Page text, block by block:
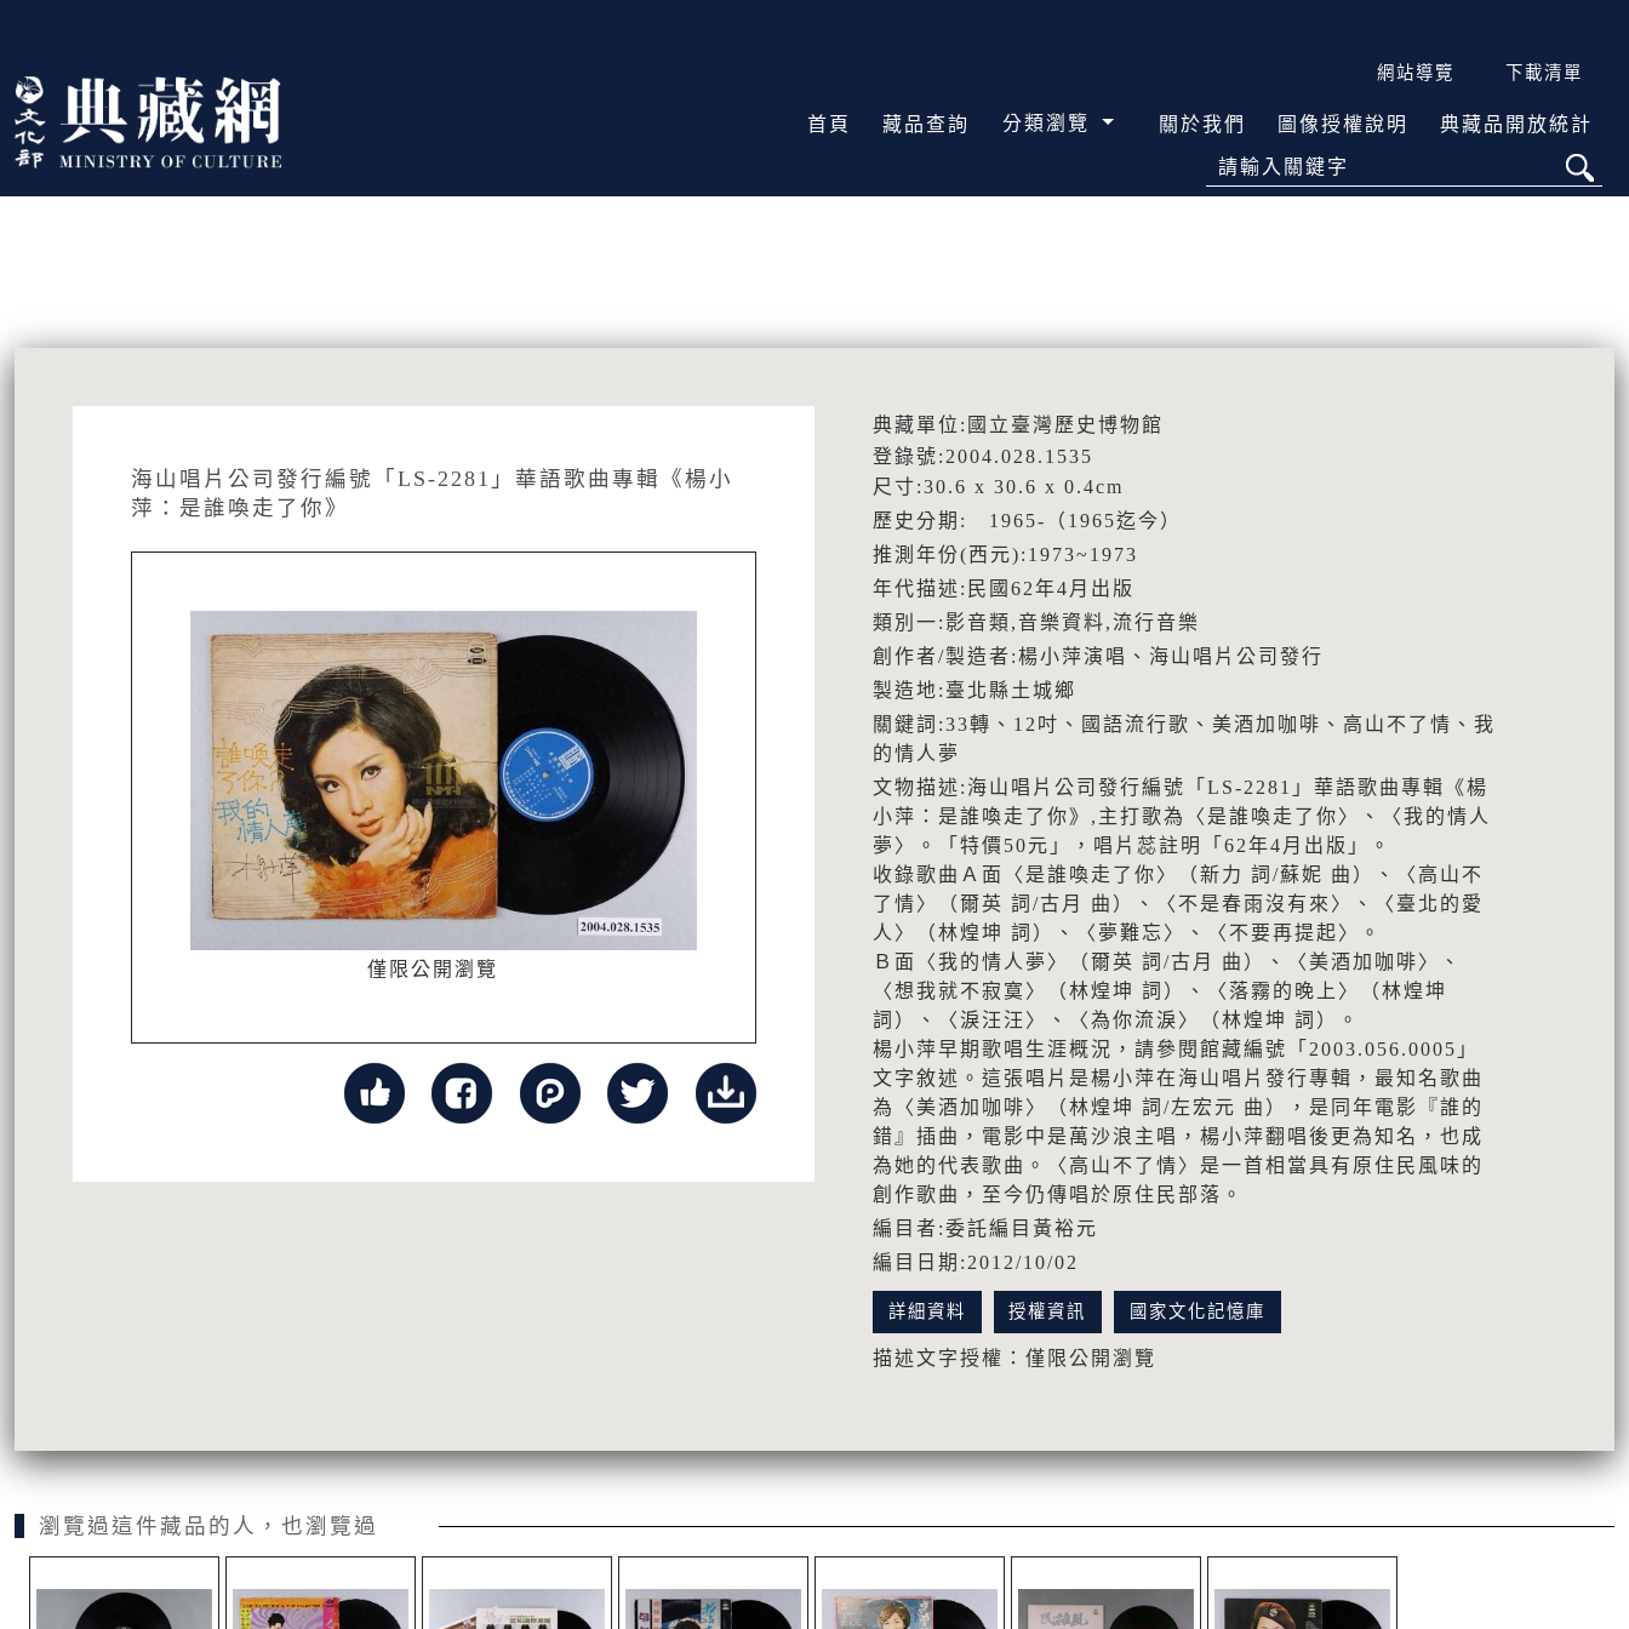
:::
網站導覽 下載清單
首頁 藏品查詢 分類瀏覽 關於我們 圖像授權說明 典藏品開放統計
請輸入關鍵字
海山唱片公司發行編號「LS-2281」華語歌曲專輯《楊小
萍：是誰喚走了你》
僅限公開瀏覽
典藏單位:國立臺灣歷史博物館
登錄號:2004.028.1535
尺寸:30.6 x 30.6 x 0.4cm
歷史分期: 1965-（1965迄今）
推測年份(西元):1973~1973
年代描述:民國62年4月出版
類別一:影音類,音樂資料,流行音樂
創作者/製造者:楊小萍演唱、海山唱片公司發行
製造地:臺北縣土城鄉
關鍵詞:33轉、12吋、國語流行歌、美酒加咖啡、高山不了情、我
的情人夢
文物描述:海山唱片公司發行編號「LS-2281」華語歌曲專輯《楊
小萍：是誰喚走了你》,主打歌為〈是誰喚走了你〉、〈我的情人
夢〉。「特價50元」，唱片蕊註明「62年4月出版」。
收錄歌曲Ａ面〈是誰喚走了你〉（新力 詞/蘇妮 曲）、〈高山不
了情〉（爾英 詞/古月 曲）、〈不是春雨沒有來〉、〈臺北的愛
人〉（林煌坤 詞）、〈夢難忘〉、〈不要再提起〉。
Ｂ面〈我的情人夢〉（爾英 詞/古月 曲）、〈美酒加咖啡〉、
〈想我就不寂寞〉（林煌坤 詞）、〈落霧的晚上〉（林煌坤
詞）、〈淚汪汪〉、〈為你流淚〉（林煌坤 詞）。
楊小萍早期歌唱生涯概況，請參閱館藏編號「2003.056.0005」
文字敘述。這張唱片是楊小萍在海山唱片發行專輯，最知名歌曲
為〈美酒加咖啡〉（林煌坤 詞/左宏元 曲），是同年電影『誰的
錯』插曲，電影中是萬沙浪主唱，楊小萍翻唱後更為知名，也成
為她的代表歌曲。〈高山不了情〉是一首相當具有原住民風味的
創作歌曲，至今仍傳唱於原住民部落。
編目者:委託編目黃裕元
編目日期:2012/10/02
詳細資料 授權資訊 國家文化記憶庫
描述文字授權：僅限公開瀏覽
瀏覽過這件藏品的人，也瀏覽過